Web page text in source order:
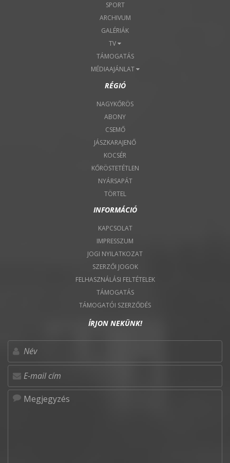
SPORT
ARCHIVUM
GALÉRIÁK
TV
TÁMOGATÁS
MÉDIAAJÁNLAT
RÉGIÓ
NAGYKŐRÖS
ABONY
CSEMŐ
JÁSZKARAJENŐ
KOCSÉR
KŐRÖSTETÉTLEN
NYÁRSAPÁT
TÖRTEL
INFORMÁCIÓ
KAPCSOLAT
IMPRESSZUM
JOGI NYILATKOZAT
SZERZŐI JOGOK
FELHASZNÁLÁSI FELTÉTELEK
TÁMOGATÁS
TÁMOGATÓI SZERZŐDÉS
ÍRJON NEKÜNK!